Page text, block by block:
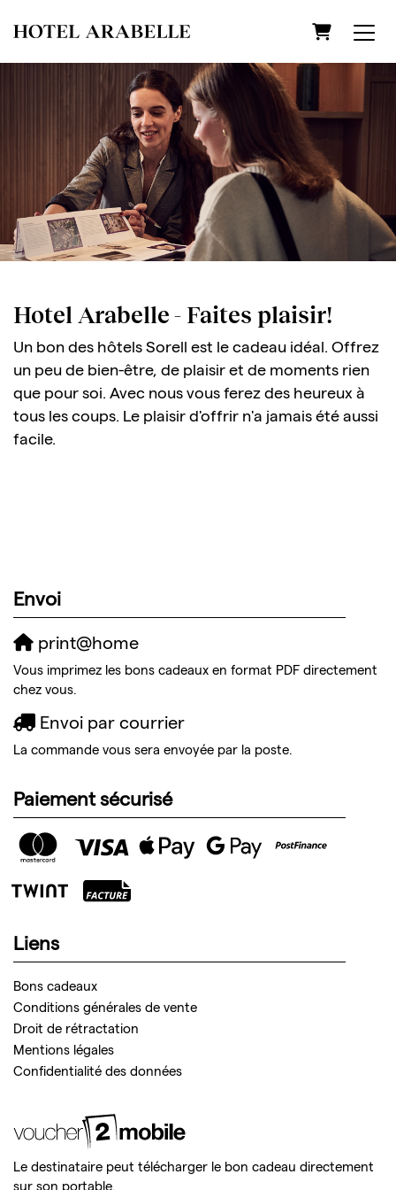
Panier
Hotel Arabelle - Faites plaisir!
Un bon des hôtels Sorell est le cadeau idéal. Offrez
un peu de bien-être, de plaisir et de moments rien
que pour soi. Avec nous vous ferez des heureux à
tous les coups. Le plaisir d'offrir n'a jamais été aussi
facile.
Envoi
print@home
Vous imprimez les bons cadeaux en format PDF directement
chez vous.
Envoi par courrier
La commande vous sera envoyée par la poste.
Paiement sécurisé
Liens
Bons cadeaux
Conditions générales de vente
Droit de rétractation
Mentions légales
Confidentialité des données
Le destinataire peut télécharger le bon cadeau directement
sur son portable.